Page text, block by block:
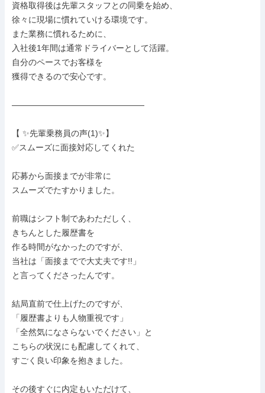
資格取得後は先輩スタッフとの同乗を始め、
徐々に現場に慣れていける環境です。
また業務に慣れるために、
入社後1年間は通常ドライバーとして活躍。
自分のペースでお客様を
獲得できるので安心です。
――――――――――――――――
【 ✨先輩乗務員の声(1)✨】
✅スムーズに面接対応してくれた
応募から面接までが非常に
スムーズでたすかりました。
前職はシフト制であわただしく、
きちんとした履歴書を
作る時間がなかったのですが、
当社は「面接までで大丈夫です!!」
と言ってくださったんです。
結局直前で仕上げたのですが、
「履歴書よりも人物重視です」
「全然気になさらないでください」と
こちらの状況にも配慮してくれて、
すごく良い印象を抱きました。
その後すぐに内定もいただけて、